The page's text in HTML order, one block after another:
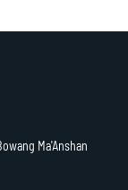
Ma'Anshan